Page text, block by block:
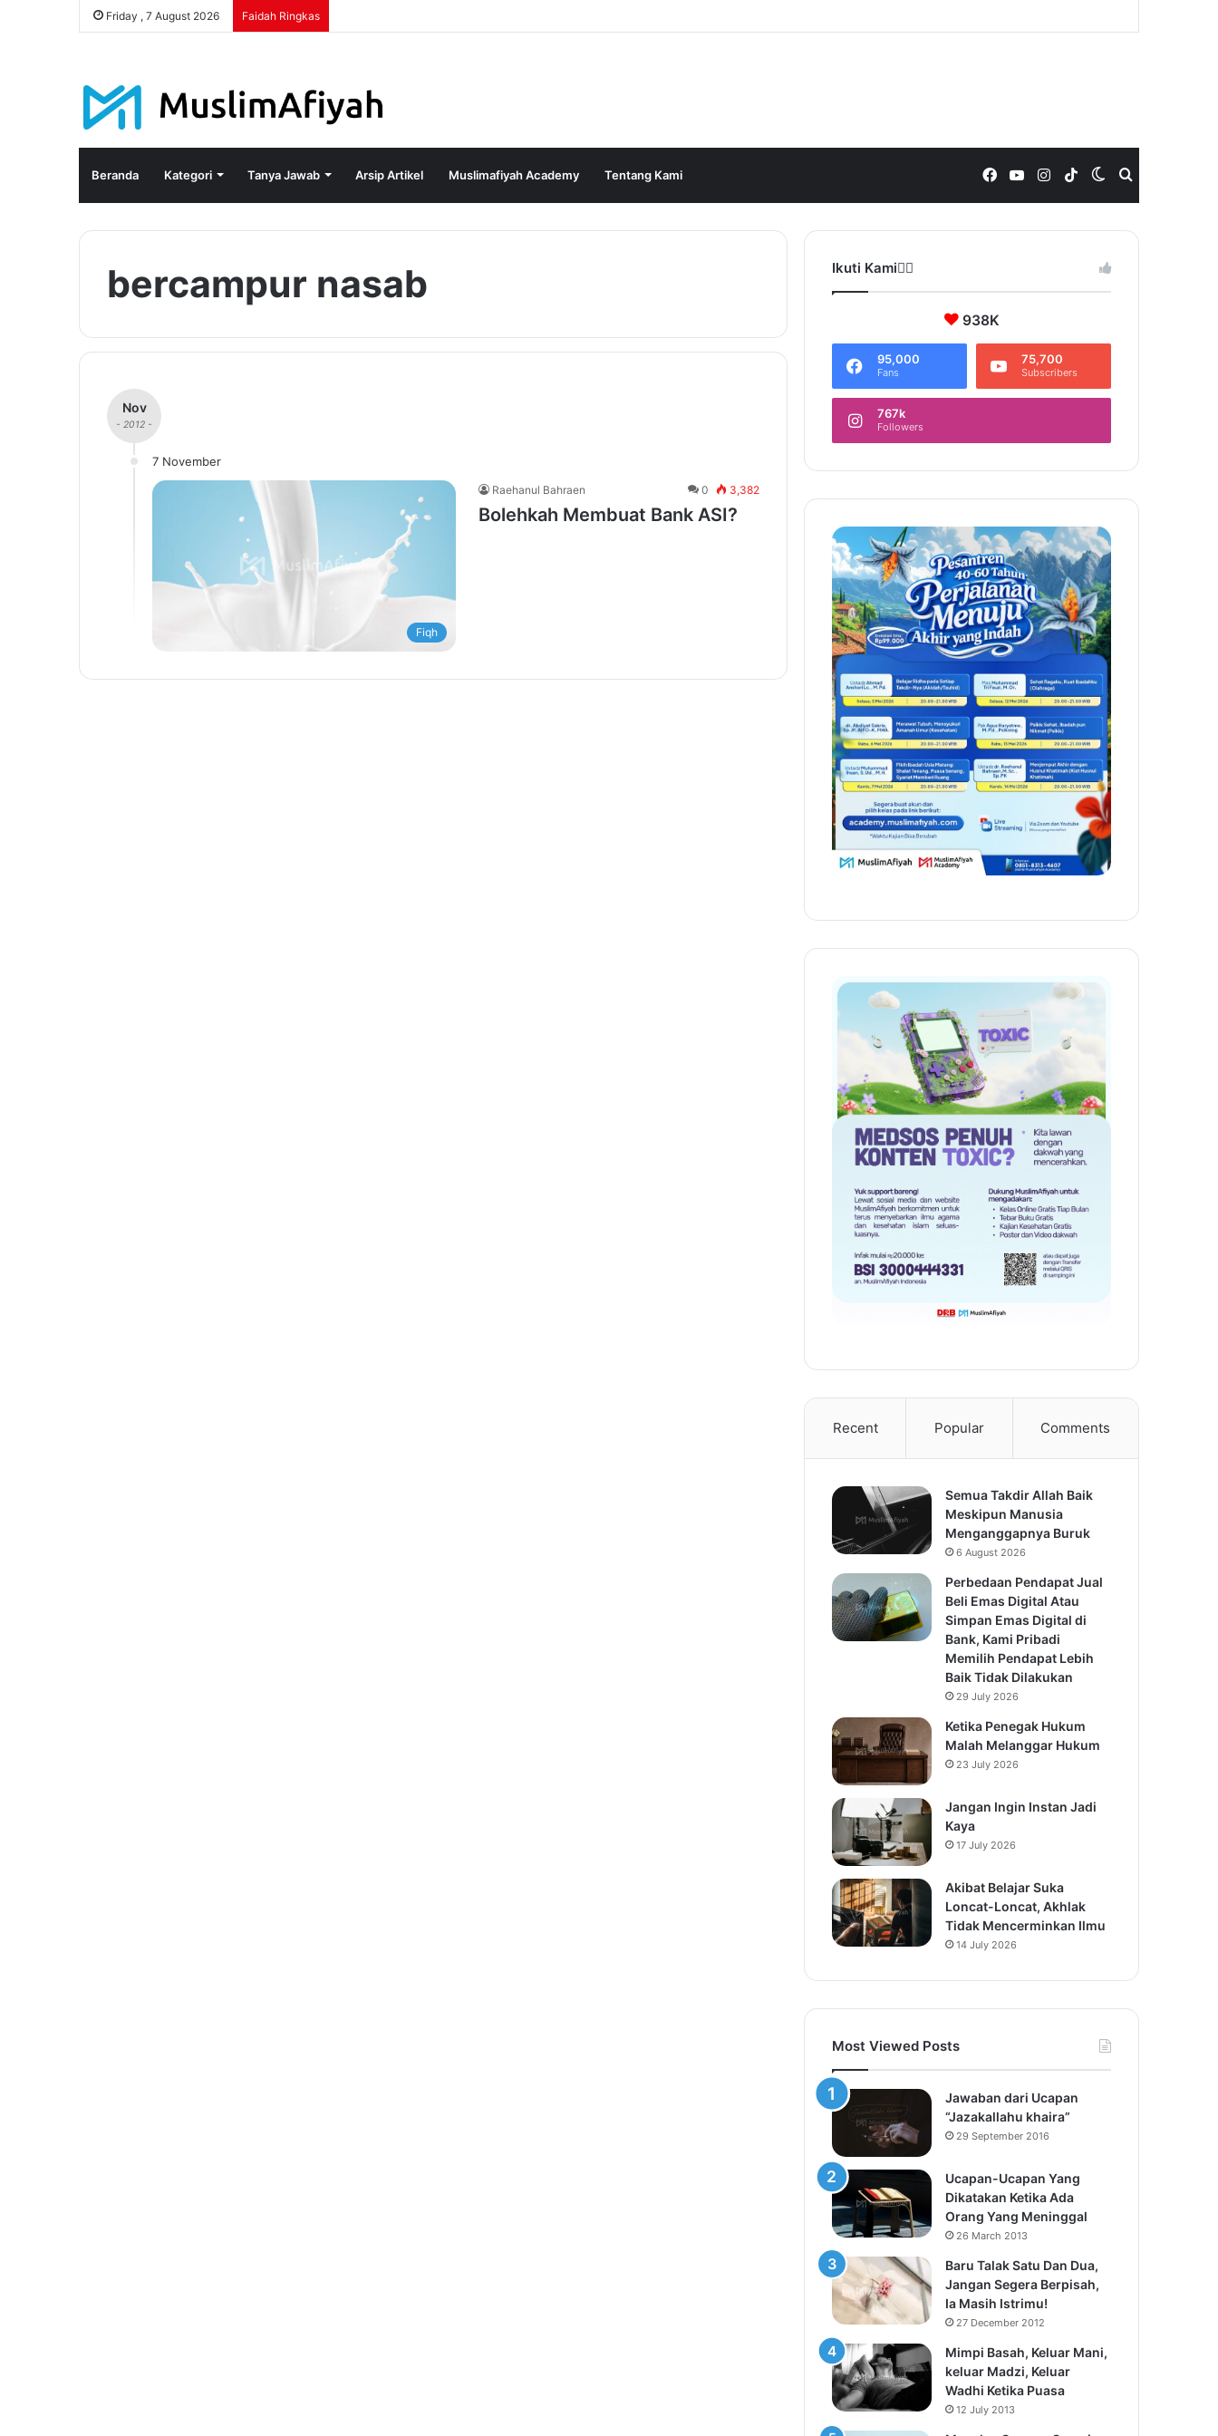
Friday , 7 August 2026 Faidah Ringkas
Beranda Kategori Tanya Jawab Arsip Artikel Muslimafiyah Academy Tentang Kami Switch
skin
TikTok
Instagram
YouTube
Facebook
bercampur nasab
Nov
- 2012 -
7 November
Fiqh
Raehanul Bahraen 0 3,382
Bolehkah Membuat Bank ASI?
Ikuti Kami❤️‍🔥
938K
95,000
Fans
75,700
Subscribers
767k
Followers
Recent Popular Comments
Semua Takdir Allah Baik
Meskipun Manusia
Menganggapnya Buruk
6 August 2026
Perbedaan Pendapat Jual
Beli Emas Digital Atau
Simpan Emas Digital di
Bank, Kami Pribadi
Memilih Pendapat Lebih
Baik Tidak Dilakukan
29 July 2026
Ketika Penegak Hukum
Malah Melanggar Hukum
23 July 2026
Jangan Ingin Instan Jadi
Kaya
17 July 2026
Akibat Belajar Suka
Loncat-Loncat, Akhlak
Tidak Mencerminkan Ilmu
14 July 2026
Most Viewed Posts
Jawaban dari Ucapan
“Jazakallahu khaira”
29 September 2016
Ucapan-Ucapan Yang
Dikatakan Ketika Ada
Orang Yang Meninggal
26 March 2013
Baru Talak Satu Dan Dua,
Jangan Segera Berpisah,
Ia Masih Istrimu!
27 December 2012
Mimpi Basah, Keluar Mani,
keluar Madzi, Keluar
Wadhi Ketika Puasa
12 July 2013